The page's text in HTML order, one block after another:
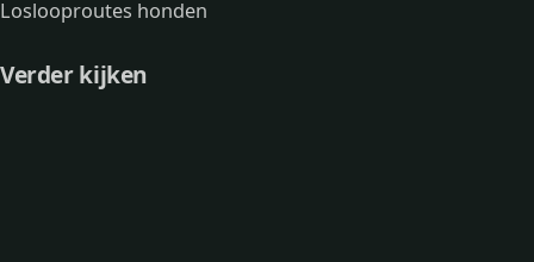
Loslooproutes honden
Verder kijken